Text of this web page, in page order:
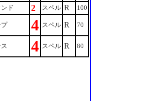
ド 2 スペル R 100
4 スペル R 70
4 スペル R 80